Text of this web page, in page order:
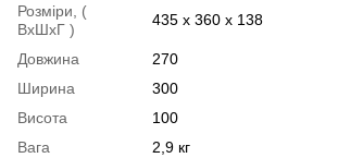
Розміри, (
ВхШхГ )
435 x 360 x 138
Довжина
270
Ширина
300
Висота
100
Вага
2,9 кг